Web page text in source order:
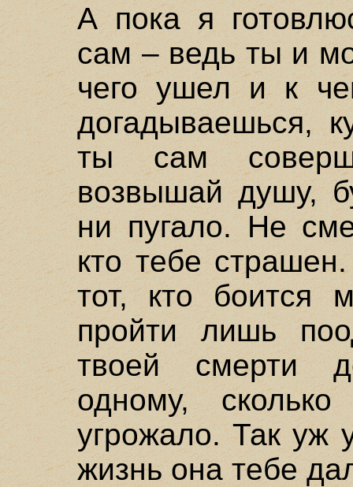
А пока я
сам – ведь ты и
чего ушел и к
догадываешься,
ты сам
возвышай душу,
ни пугало. Не
кто тебе
тот, кто боится
пройти лишь
твоей смерти
одному,
угрожало. Так уж
жизнь она тебе